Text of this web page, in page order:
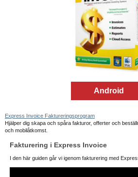
Android
Express Invoice Faktureringsprogram
Hjälper dig skapa och spåra fakturor, offerter och
och mobilåtkomst.
Fakturering i Express Invoice
I den här guiden går vi igenom fakturering med